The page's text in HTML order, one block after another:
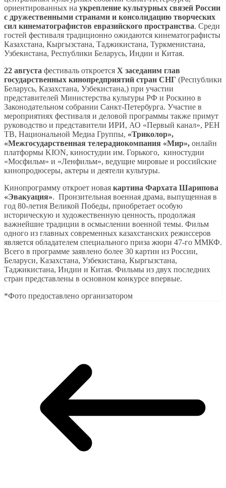
ориентированных на укрепление культурных связей России
с дружественными странами и консолидацию творческих
сил кинематографистов евразийского пространства. Среди
гостей фестиваля традиционно ожидаются кинематографисты
Казахстана, Кыргызстана, Таджикистана, Туркменистана,
Узбекистана, Республики Беларусь, Индии и Китая.
22 августа фестиваль откроется X заседаним глав
государственных кинопредприятий стран СНГ (Республики
Беларусь, Казахстана, Узбекистана,) при участии
представителей Министерства культуры РФ и Роскино в
Законодательном собрании Санкт-Петербурга. Участие в
мероприятиях фестиваля и деловой программы также примут
руководство и представители ИРИ, АО «Первый канал», РЕН
ТВ, Национальной Медиа Группы, «Триколор»,
«Межгосударственная телерадиокомпания «Мир», онлайн
платформы KION, киностудии им. Горького, киностудии
«Мосфильм» и «Ленфильм», ведущие мировые и российские
кинопродюсеры, актеры и деятели культуры.
Кинопрограмму откроет новая картина Фархата Шарипова
«Эвакуация». Пронзительная военная драма, выпущенная в
год 80-летия Великой Победы, приобретает особую
историческую и художественную ценность, продолжая
важнейшие традиции в осмыслении военной темы. Фильм
одного из главных современных казахстанских режиссеров
является обладателем специального приза жюри 47-го ММКФ.
Всего в программе заявлено более 30 картин из России,
Беларуси, Казахстана, Узбекистана, Кыргызстана,
Таджикистана, Индии и Китая. Фильмы из двух последних
стран представлены в основном конкурсе впервые.
*Фото предоставлено организатором